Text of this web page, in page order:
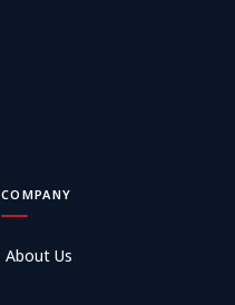
COMPANY
About Us